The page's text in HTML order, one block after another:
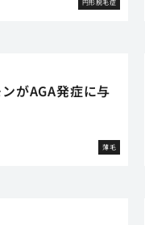
がAGA発症に与
薄毛